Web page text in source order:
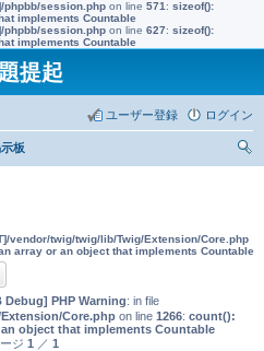
phpbb/session.php on line 571 : sizeof():
implements Countable
phpbb/session.php on line 627: sizeof():
implements Countable
提起
ログイン
ユーザー登録
板
vendor/twig/twig/lib/Twig/Extension/Core.php
array or an object that implements Countable
Debug] PHP Warning: in file
Core.phpon line 1266: count():
object that implements Countable
ジ 1 ／ 1